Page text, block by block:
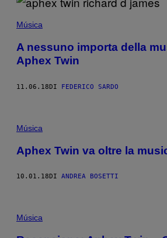
Música
A nessuno importa della
Aphex Twin
11.06.18DI FEDERICO SARDO
Música
Aphex Twin va oltre la
10.01.18 DI ANDREA BOSETTI
Música